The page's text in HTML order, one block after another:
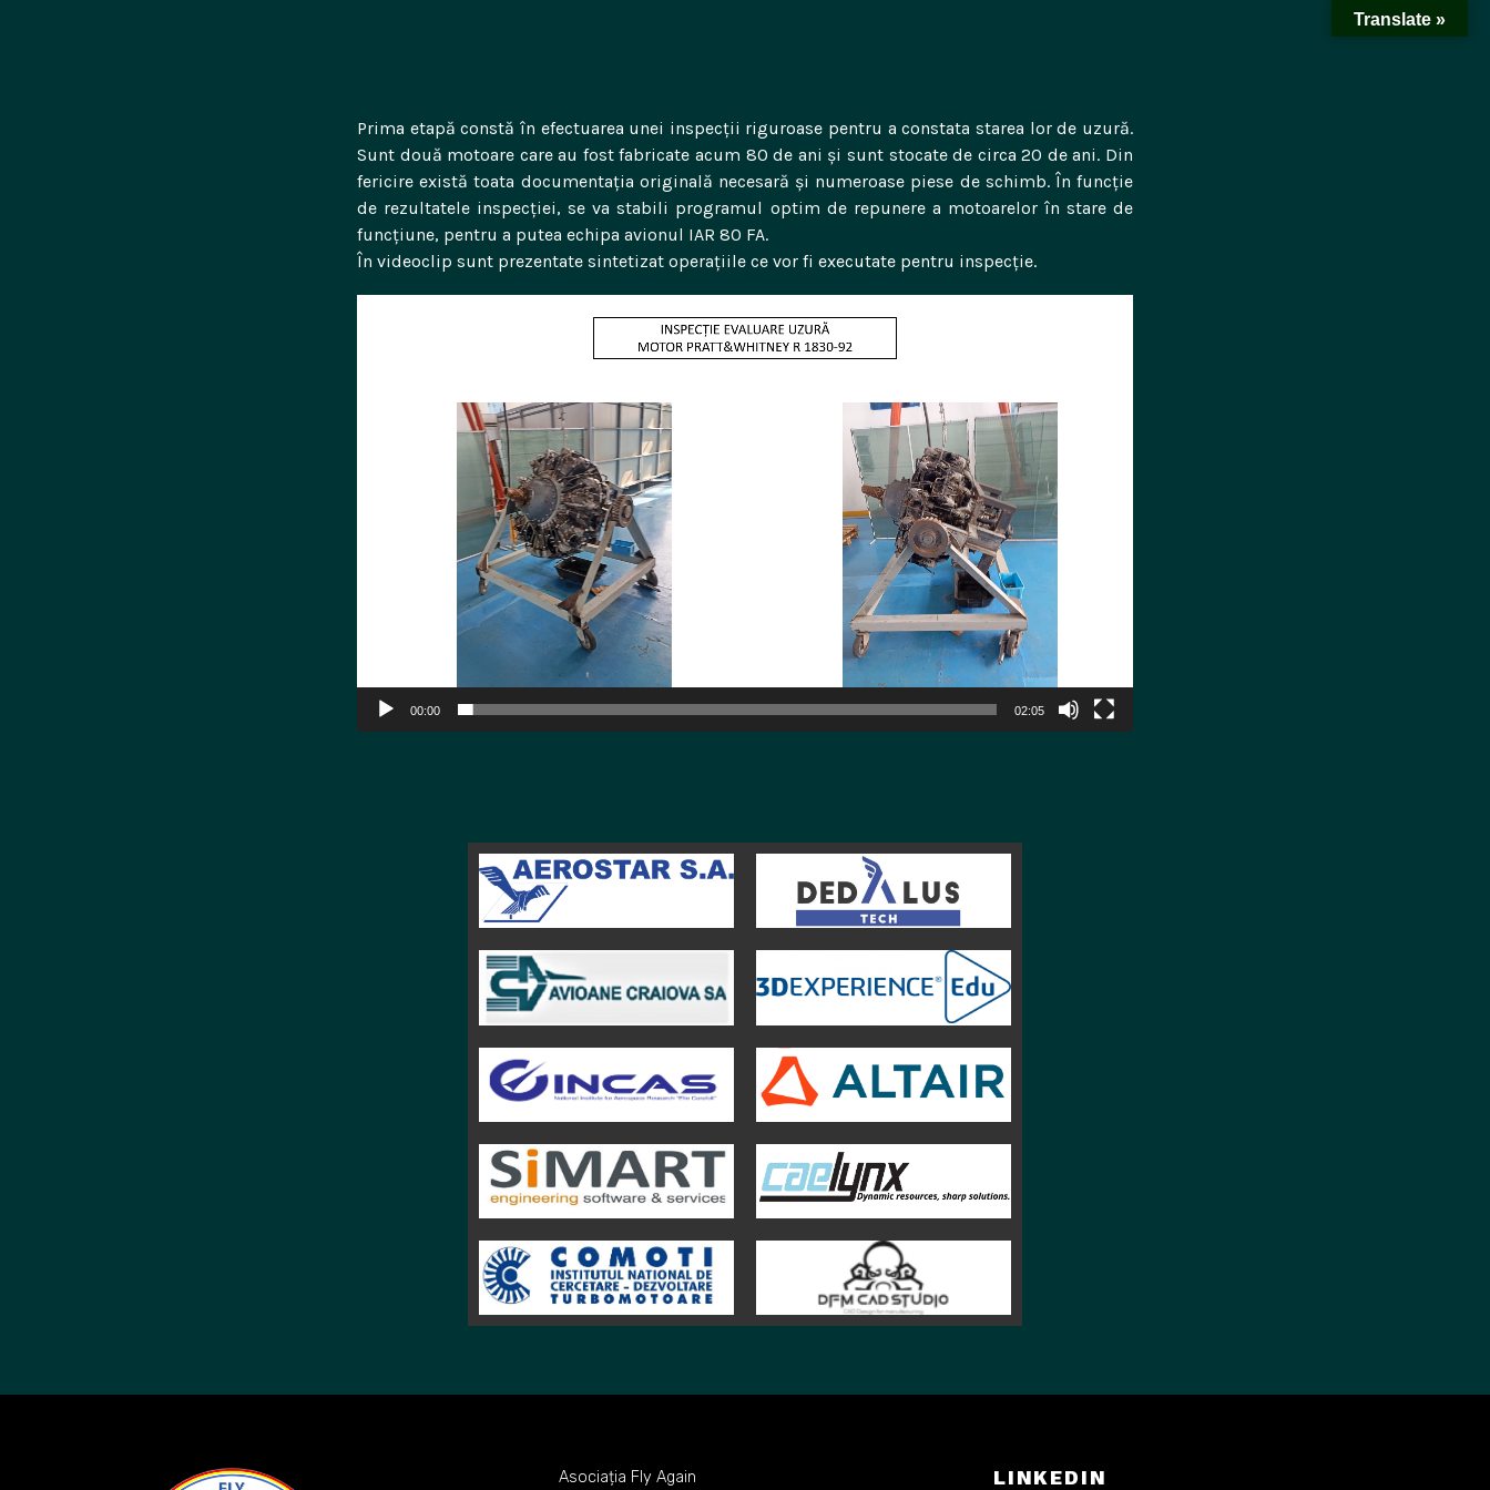
Prima etapă constă în efectuarea unei inspecții riguroase pentru a constata starea lor de uzură.
Sunt două motoare care au fost fabricate acum 80 de ani și sunt stocate de circa 20 de ani. Din
fericire există toata documentația originală necesară și numeroase piese de schimb. În funcție
de rezultatele inspecției, se va stabili programul optim de repunere a motoarelor în stare de
funcțiune, pentru a putea echipa avionul IAR 80 FA.
În videoclip sunt prezentate sintetizat operațiile ce vor fi executate pentru inspecție.
Player
00:00 02:05
Asociația Fly Again LINKEDIN
Translate »